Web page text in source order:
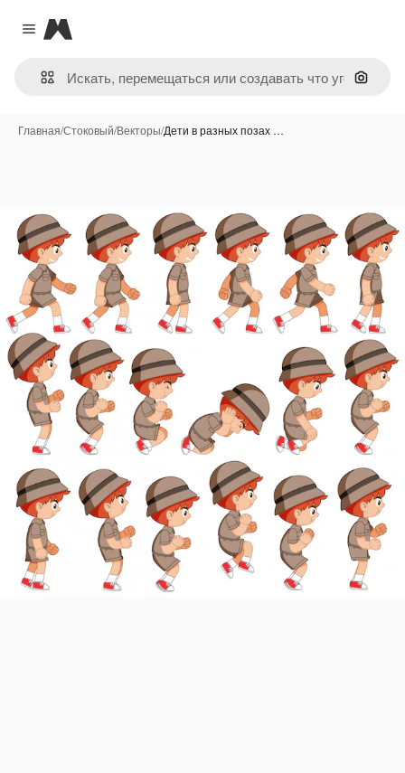
Close menu
Magnific
Поиск
Главная/Стоковый/Векторы/Дети в разных позах …